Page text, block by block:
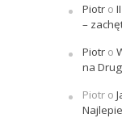
Piotro
–
Piotro
na
Piotro